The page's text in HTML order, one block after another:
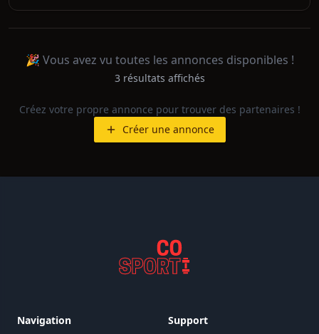
🎉 Vous avez vu toutes les annonces disponibles !
3 résultats affichés
Créez votre propre annonce pour trouver des partenaires !
Créer une annonce
Navigation
Support